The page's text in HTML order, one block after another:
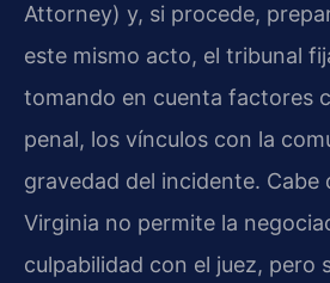
Attorney) y, si procede,
este mismo acto, el tribunal
tomando en cuenta factores
penal, los vínculos con la
gravedad del incidente. Cabe
Virginia no permite la
culpabilidad con el juez, pero